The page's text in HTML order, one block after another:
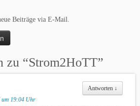
Beiträge via E-Mail.
zu “Strom2HoTT”
Antworten ↓
um 19:04 Uhr